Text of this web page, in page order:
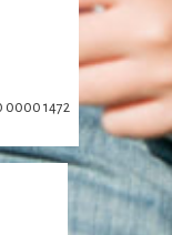
0000 1472